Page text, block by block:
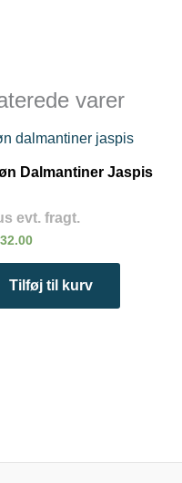
varer
Dalmantiner Jaspis
evt. fragt.
32.00
Tilføj til kurv